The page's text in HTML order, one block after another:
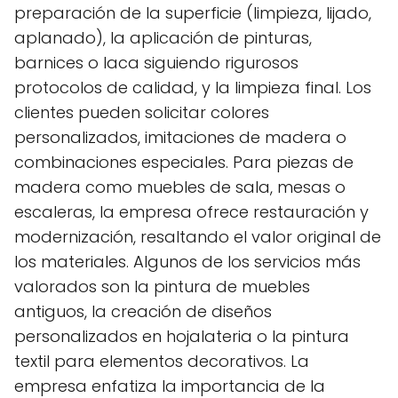
preparación de la superficie (limpieza, lijado,
aplanado), la aplicación de pinturas,
barnices o laca siguiendo rigurosos
protocolos de calidad, y la limpieza final. Los
clientes pueden solicitar colores
personalizados, imitaciones de madera o
combinaciones especiales. Para piezas de
madera como muebles de sala, mesas o
escaleras, la empresa ofrece restauración y
modernización, resaltando el valor original de
los materiales. Algunos de los servicios más
valorados son la pintura de muebles
antiguos, la creación de diseños
personalizados en hojalateria o la pintura
textil para elementos decorativos. La
empresa enfatiza la importancia de la